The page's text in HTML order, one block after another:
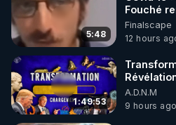
🌱 INSTAGRAM
https://www.instagram.com/
http://rgnr.li/instagram
🌱 LA NEWSLETTER
Pour ne pas rater l’actualité
5:48
Fouché
de CNews !
Finalscape
12 hours
1:49:53
07/08/26
A.D.N.M
9 hours ago